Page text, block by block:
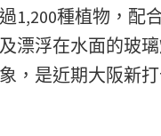
1,200種植物，配
漂浮在水面的玻
，是近期大阪新